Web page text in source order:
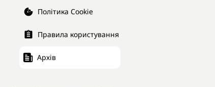
Політика Cookie
Правила користування
Архів